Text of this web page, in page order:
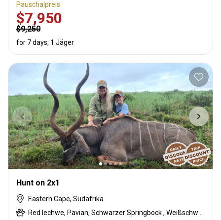
Pauschalpreis
$7,950
$9,250
for 7 days, 1 Jäger
Hunt on 2x1
Eastern Cape, Südafrika
Red lechwe, Pavian, Schwarzer Springbock , Weißschwanzgnu, Schwarzrücken-Schakal, Blauducker, Streifengnu, Buntbock, Burchell Zebra, Buschbock, Buschschwein, Kap Springbock, Karakal, Blessbock, Kronenducker, Riedbock, Copper Springbock , Elenantilope, Damhirsch, Giraffe, Rehantilope, Greisbock, Impala, Klippspringer, Kudu, Bergriedbock, Nyala Antilope, Bleichböckchen, Oryxantilope, Strauß, Südafrikanische Kuhantilope, Zobel, Steinböckchen, Warzenschwein, Wasserbock, Weißer Blessbock, Weißer Springbock